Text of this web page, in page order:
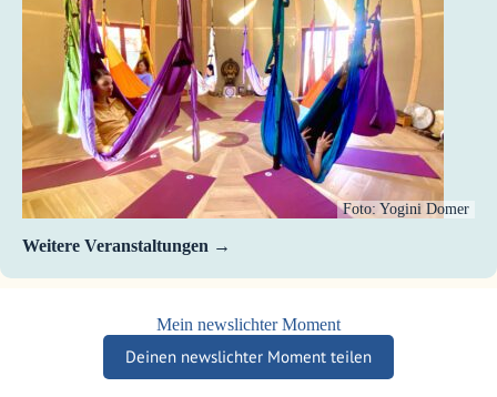
Foto: Yogini Domer
Weitere Veranstaltungen
Mein newslichter Moment
Deinen newslichter Moment teilen